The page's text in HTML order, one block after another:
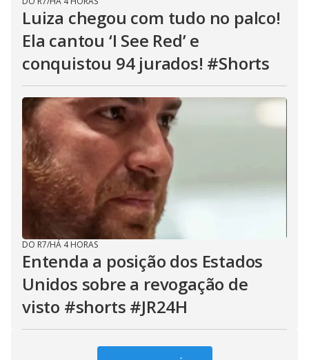
Luiza chegou com tudo no palco!
Ela cantou ‘I See Red’ e
conquistou 94 jurados! #Shorts
DO R7/HÁ 4 HORAS
Entenda a posição dos Estados
Unidos sobre a revogação de
visto #shorts #JR24H